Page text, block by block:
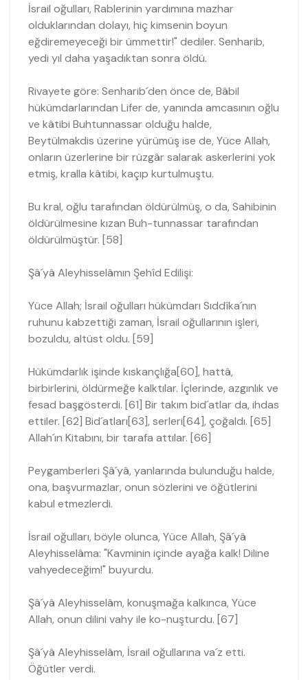
İsrail oğulları, Rablerinin yardımına mazhar
olduklarından dolayı, hiç kimsenin boyun
eğdiremeyeceği bir ümmettir!" dediler. Senharib,
yedi yıl daha yaşadıktan sonra öldü.
Rivayete göre: Senharib´den önce de, Bâbil
hükümdarlarından Lifer de, ya­nında amcasının oğlu
ve kâtibi Buhtunnassar olduğu halde,
Beytülmakdis üzeri­ne yürümüş ise de, Yüce Allah,
onların üzerlerine bir rüzgâr salarak askerlerini yok
etmiş, kralla kâtibi, kaçıp kurtulmuştu.
Bu kral, oğlu tarafından öldürülmüş, o da, Sahibinin
öldürülmesine kızan Buh-tunnassar tarafından
öldürülmüştür. [58]
Şâ´yâ Aleyhisselâmın Şehîd Edilişi:
Yüce Allah; İsrail oğulları hükümdarı Sıddîka´nın
ruhunu kabzettiği zaman, İsrail oğullarının işleri,
bozuldu, altüst oldu. [59]
Hükümdarlık işinde kıskançlığa[60], hattâ,
birbirlerini, öldürmeğe kalktılar. İçlerinde, azgınlık ve
fesad başgösterdi. [61] Bir takım bid´atlar da, ihdas
ettiler. [62] Bid´atları[63], serleri[64], çoğaldı. [65]
Allah´ın Kitabını, bir tarafa attılar. [66]
Peygamberleri Şâ´yâ, yanlarında bulunduğu halde,
ona, başvurmazlar, onun sözlerini ve öğütlerini
kabul etmezlerdi.
İsrail oğulları, böyle olunca, Yüce Allah, Şâ´yâ
Aleyhisselâma: "Kavminin içinde ayağa kalk! Diline
vahyedeceğim!" buyurdu.
Şâ´yâ Aleyhisselâm, konuşmağa kalkınca, Yüce
Allah, onun dilini vahy ile ko-nuşturdu. [67]
Şâ´yâ Aleyhisselâm, İsrail oğullarına va´z etti.
Öğütler verdi.